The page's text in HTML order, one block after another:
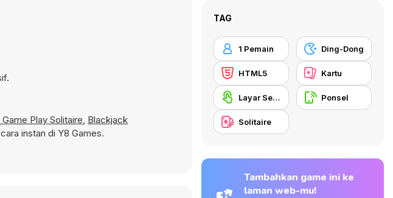
Game Play Solitaire, Blackjack
instan di Y8 Games.
TAG
1 Pemain Ding-Dong
HTML5 Kartu
Layar Sentuh Ponsel
Solitaire
Tambahkan game ini ke
laman web-mu!